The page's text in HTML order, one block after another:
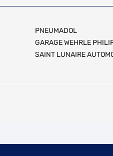
PNEUMADOL
GARAGE WEHRLE
SAINT LUNAIRE